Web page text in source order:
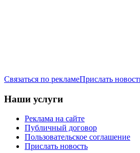
Связаться по рекламеПрислать
Наши услуги
Реклама на сайте
Публичный договор
Пользовательское соглашение
Прислать новость